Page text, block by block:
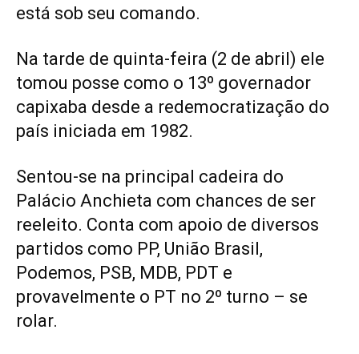
está sob seu comando.
Na tarde de quinta-feira (2 de abril) ele
tomou posse como o 13º governador
capixaba desde a redemocratização do
país iniciada em 1982.
Sentou-se na principal cadeira do
Palácio Anchieta com chances de ser
reeleito. Conta com apoio de diversos
partidos como PP, União Brasil,
Podemos, PSB, MDB, PDT e
provavelmente o PT no 2º turno – se
rolar.